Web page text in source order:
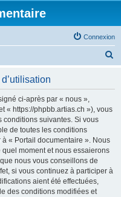
Connexion
ci-après par « nous »,
« https://phpbb.artias.ch »), vous
conditions suivantes. Si vous
de toutes les conditions
« Portail documentaire ». Nous
moment et nous essaierons
nous vous conseillons de
si vous continuez à participer à
aient été effectuées,
des conditions modifiées et